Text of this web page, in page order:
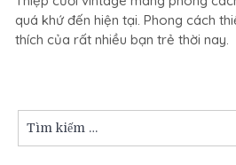
cách
thiệp
cưới
điển
quý
quá khứ đến hiện tại. Phong cách
thích của rất nhiều bạn trẻ thời nay.
kiếm: